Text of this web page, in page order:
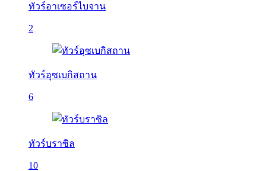
ทัวร์อาเซอร์ไบจาน
2
ทัวร์อุซเบกิสถาน
6
ทัวร์บราซิล
10